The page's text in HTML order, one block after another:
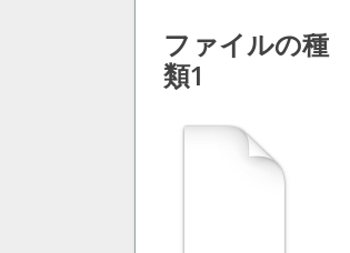
ファイルの種
類1